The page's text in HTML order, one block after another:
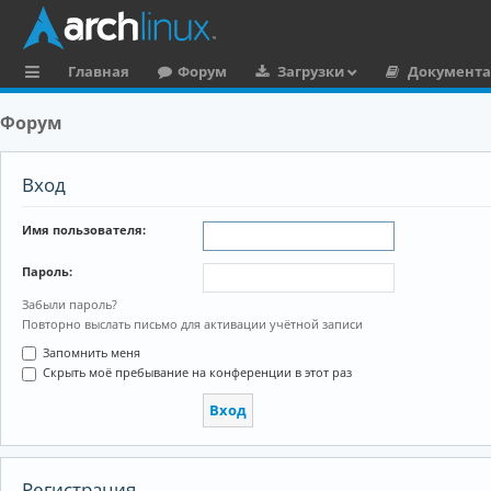
ы
и
Главная Форум Загрузки
Форум
Вход
Имя пользователя:
Пароль:
Забыли пароль?
Повторно выслать письмо для активации учётной записи
Запомнить меня
Скрыть моё пребывание на конференции в этот раз